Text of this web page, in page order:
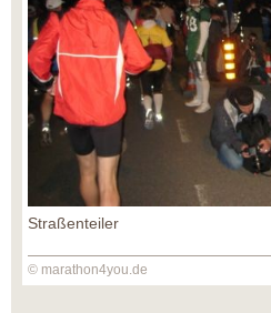
Straßenteiler
© marathon4you.de